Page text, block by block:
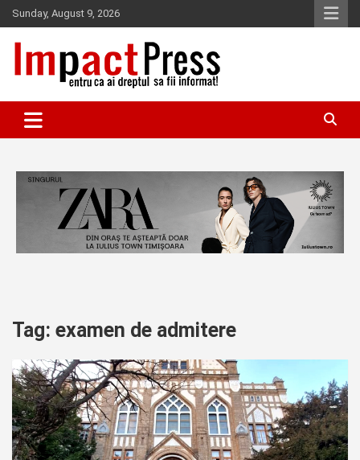
Skip
to
content
Sunday, August 9, 2026
IMPACTPRESS
Tag: examen de admitere